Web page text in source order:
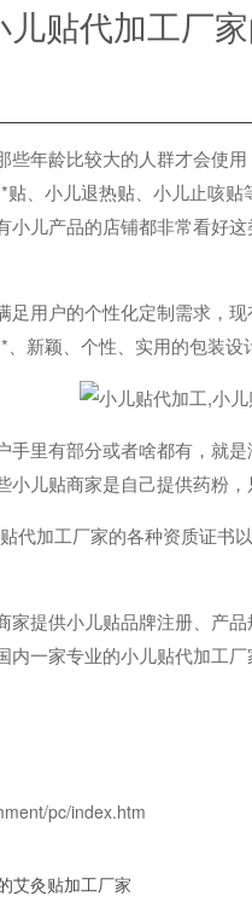
儿贴代加工厂
龄比较大的人群才会使用
、小儿退热贴、小儿止咳
小儿产品的店铺都非常看好
用户的个性化定制需求，现
新颖、个性、实用的包装设
里有部分或者啥都有，就是
儿贴商家是自己提供药粉
加工厂家的各种资质证书
提供小儿贴品牌注册、产品
内一家专业的小儿贴代加工
pc/index.htm
艾灸贴加工厂家